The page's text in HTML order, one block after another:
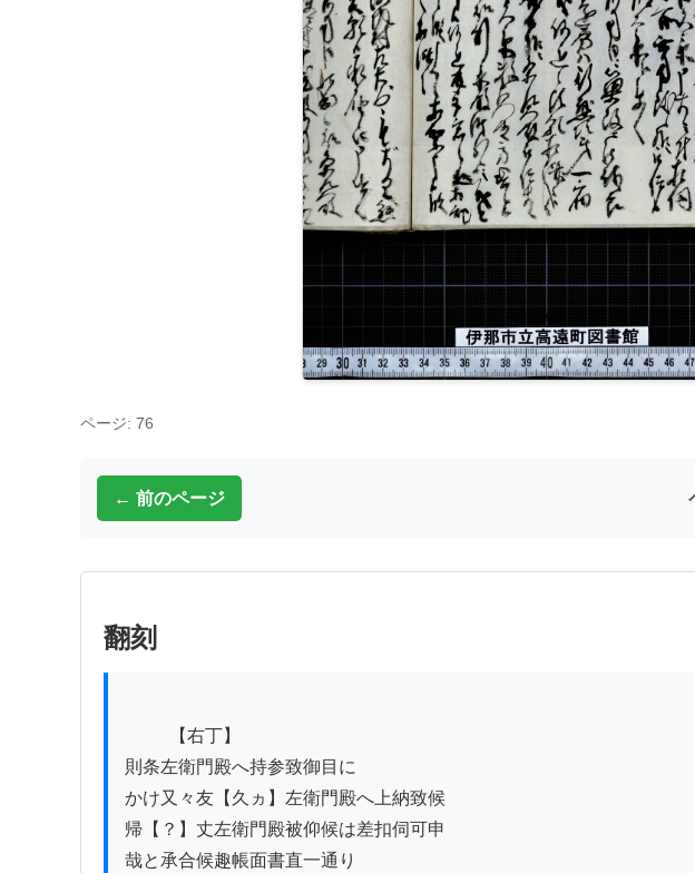
ページ: 76
← 前のページ
翻刻
則条左衛門殿へ持参致御目に
かけ又々友【久ヵ】左衛門殿へ上納致候
帰【？】丈左衛門殿被仰候は差扣伺可申
哉と承合候趣帳面書直一通り